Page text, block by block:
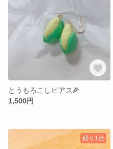
とうもろこしピアス🌽
1,500円
残り1点